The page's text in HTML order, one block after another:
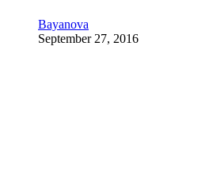
Bayanova
September 27, 2016